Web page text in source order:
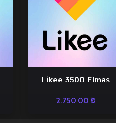
Likee 3500 Elmas
2.750,00 ₺